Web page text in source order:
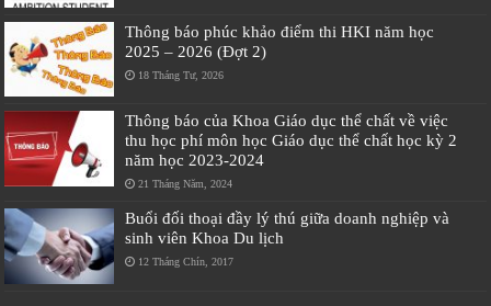
Thông báo phúc khảo điểm thi HKI năm học
2025 – 2026 (Đợt 2)
18 Tháng Tư, 2026
Thông báo của Khoa Giáo dục thể chất về việc
thu học phí môn học Giáo dục thể chất học kỳ 2
năm học 2023-2024
21 Tháng Năm, 2024
Buổi đối thoại đầy lý thú giữa doanh nghiệp và
sinh viên Khoa Du lịch
12 Tháng Chín, 2017